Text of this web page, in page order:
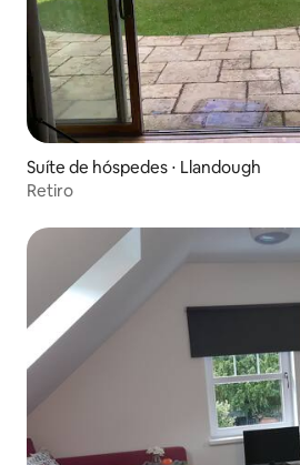
Suíte de hóspedes ⋅ Llandough
Retiro